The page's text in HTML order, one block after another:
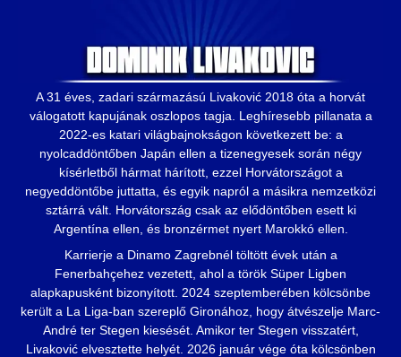
A 31 éves, zadari származású Livaković 2018 óta a horvát
válogatott kapujának oszlopos tagja. Leghíresebb pillanata a
2022-es katari világbajnokságon következett be: a
nyolcaddöntőben Japán ellen a tizenegyesek során négy
kísérletből hármat hárított, ezzel Horvátországot a
negyeddöntőbe juttatta, és egyik napról a másikra nemzetközi
sztárrá vált. Horvátország csak az elődöntőben esett ki
Argentína ellen, és bronzérmet nyert Marokkó ellen.
Karrierje a Dinamo Zagrebnél töltött évek után a
Fenerbahçehez vezetett, ahol a török Süper Ligben
alapkapusként bizonyított. 2024 szeptemberében kölcsönbe
került a La Liga-ban szereplő Gironához, hogy átvészelje Marc-
André ter Stegen kiesését. Amikor ter Stegen visszatért,
Livaković elvesztette helyét. 2026 január vége óta kölcsönben